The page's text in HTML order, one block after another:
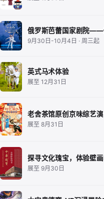
俄罗斯芭蕾国家剧院——
9月30日-10月4日 · 周三起
英式马术体验
展至 12月31日
老舍茶馆原创京味综艺演
展至 8月31日
探寻文化瑰宝，体验壁
展至 9月30日